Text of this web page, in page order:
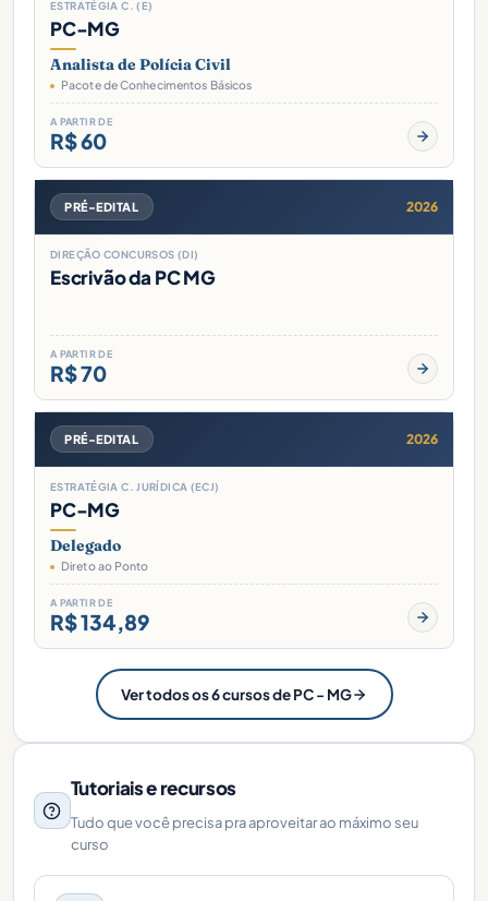
ESTRATÉGIA C. (E)
PC-MG
Analista de Polícia Civil
Pacote de Conhecimentos Básicos
A PARTIR DE
R$ 60
PRÉ-EDITAL 2026
DIREÇÃO CONCURSOS (DI)
Escrivão da PC MG
A PARTIR DE
R$ 70
PRÉ-EDITAL 2026
ESTRATÉGIA C. JURÍDICA (ECJ)
PC-MG
Delegado
Direto ao Ponto
A PARTIR DE
R$ 134,89
Ver todos os 6 cursos de PC - MG
Tutoriais e recursos
Tudo que você precisa pra aproveitar ao máximo seu
curso